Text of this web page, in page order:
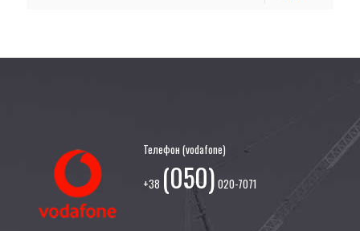
Телефон (vodafone)
+38 (050) 020-7071